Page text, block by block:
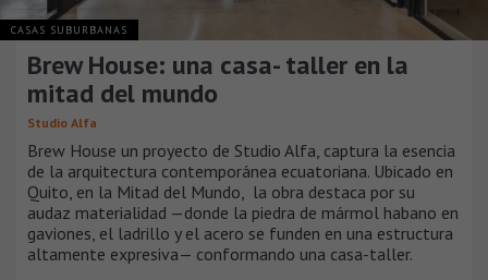
CASAS SUBURBANAS
Brew House: una casa- taller en la
mitad del mundo
Studio Alfa
Brew House un proyecto de Studio Alfa, captura la esencia
de la arquitectura contemporánea ecuatoriana. Ubicado en
Quito, en la Mitad del Mundo, la obra destaca por su
audaz materialidad —donde la piedra de mármol habano en
gaviones, el ladrillo y el acero se funden en una estructura
altamente expresiva— conformando una casa-taller.